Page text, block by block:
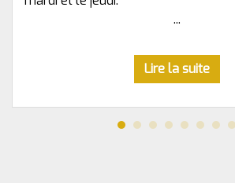
...
Lire la suite